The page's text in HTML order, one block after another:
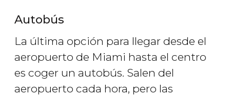
Autobús
La última opción para llegar desde el
aeropuerto de Miami hasta el centro
es coger un autobús. Salen del
aeropuerto cada hora, pero las